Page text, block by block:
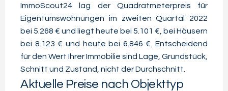
ImmoScout24 lag der Quadratmeterpreis für
Eigentumswohnungen im zweiten Quartal 2022
bei 5.268 € und liegt heute bei 5.101 €, bei Häusern
bei 8.123 € und heute bei 6.846 €. Entscheidend
für den Wert Ihrer Immobilie sind Lage, Grundstück,
Schnitt und Zustand, nicht der Durchschnitt.
Aktuelle Preise nach Objekttyp